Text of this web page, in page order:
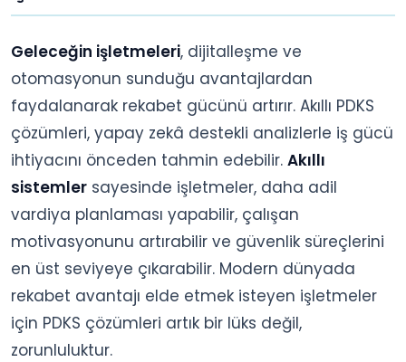
Geleceğin işletmeleri, dijitalleşme ve
otomasyonun sunduğu avantajlardan
faydalanarak rekabet gücünü artırır. Akıllı PDKS
çözümleri, yapay zekâ destekli analizlerle iş gücü
ihtiyacını önceden tahmin edebilir. Akıllı
sistemler sayesinde işletmeler, daha adil
vardiya planlaması yapabilir, çalışan
motivasyonunu artırabilir ve güvenlik süreçlerini
en üst seviyeye çıkarabilir. Modern dünyada
rekabet avantajı elde etmek isteyen işletmeler
için PDKS çözümleri artık bir lüks değil,
zorunluluktur.